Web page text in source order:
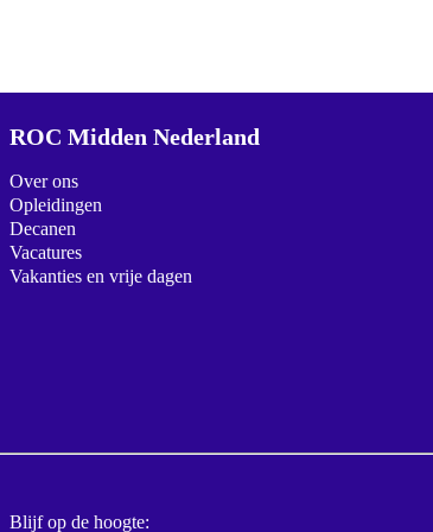
ROC Midden Nederland
Over ons
Opleidingen
Decanen
Vacatures
Vakanties en vrije dagen
Blijf op de hoogte: